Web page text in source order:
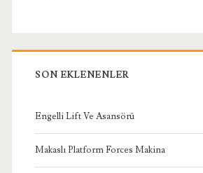
SON EKLENENLER
Engelli Lift Ve Asansörü
Makaslı Platform Forces Makina